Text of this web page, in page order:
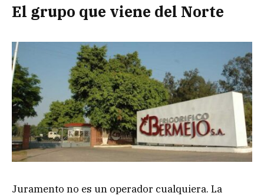
El grupo que viene del Norte
Juramento no es un operador cualquiera. La